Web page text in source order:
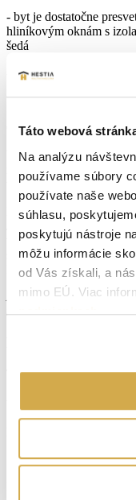
Táto webová
Na analýzu
používame súbory
používate naše
súhlasu,
poskytujú nástroje
môžu informácie
od Vás získali, a
mimo EÚ. Viac
podmienkach.
- byt je dostatočne
hliníkovým oknám s
šedá
- terasa vo výmere 9,63
VÝHODA: parkovacie
Cena bytu v stave
V ponuke máme aj iné
neváhajte ma osloviť
voľné!!!
LOKALITA ponúka
/cykloturistika,
vybavenosť- škola,
stredisko. Obec sa
Holíč 10 km, Hodonín
Ak Vás ponuka zaujala
neváhajte ma
Typ:Predaj
Stav:projekt